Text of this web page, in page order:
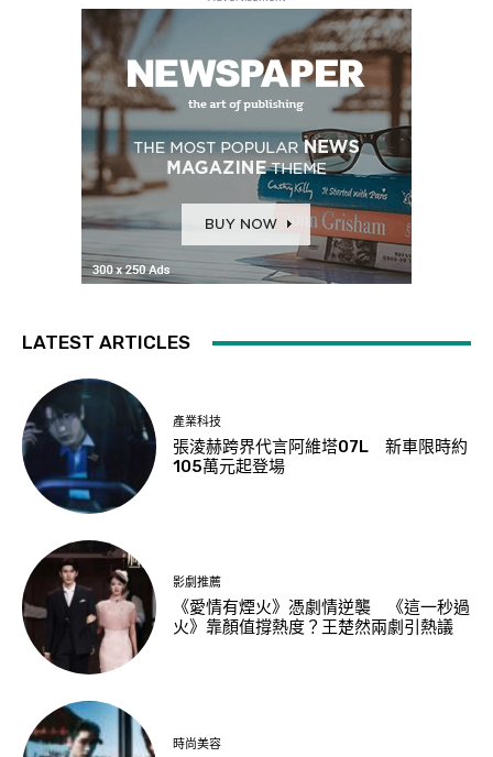
LATEST ARTICLES
產業科技
張淩赫跨界代言阿維塔07L 新車限時約
105萬元起登場
影劇推薦
《愛情有煙火》憑劇情逆襲 《這一秒過
火》靠顏值撐熱度？王楚然兩劇引熱議
時尚美容